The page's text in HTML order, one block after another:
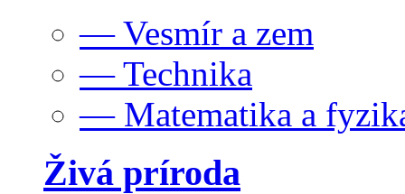
— Vesmír a zem
— Technika
— Matematika a
Živá príroda